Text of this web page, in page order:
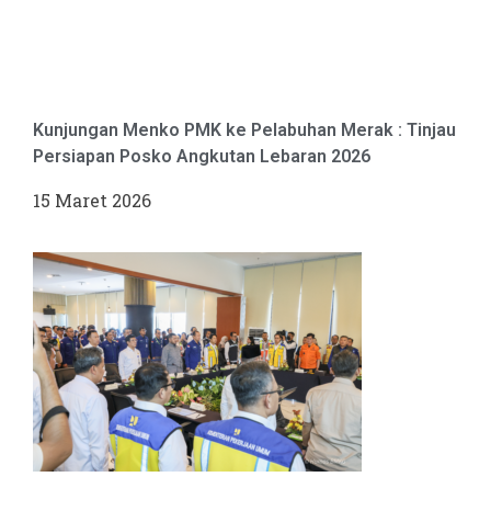
Kunjungan Menko PMK ke Pelabuhan Merak : Tinjau
Persiapan Posko Angkutan Lebaran 2026
15 Maret 2026